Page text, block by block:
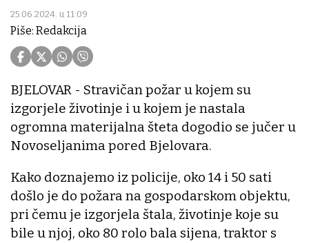
25.06.2024. u 11:09
Piše: Redakcija
BJELOVAR - Stravičan požar u kojem su
izgorjele životinje i u kojem je nastala
ogromna materijalna šteta dogodio se jučer u
Novoseljanima pored Bjelovara.
Kako doznajemo iz policije, oko 14 i 50 sati
došlo je do požara na gospodarskom objektu,
pri čemu je izgorjela štala, životinje koje su
bile u njoj, oko 80 rolo bala sijena, traktor s